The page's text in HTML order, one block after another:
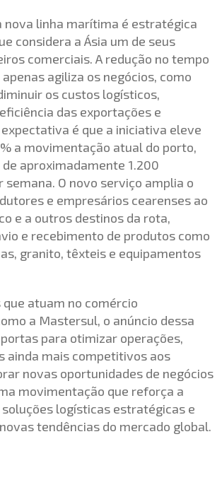
nova linha marítima é estratégica
considera a Ásia um de seus
comerciais. A redução no tempo
agiliza os negócios, como
os custos logísticos,
das exportações e
é que a iniciativa eleve
a movimentação atual do porto,
aproximadamente 1.200
semana. O novo serviço amplia o
e empresários cearenses ao
e a outros destinos da rota,
e recebimento de produtos como
granito, têxteis e equipamentos
que atuam no comércio
a Mastersul, o anúncio dessa
para otimizar operações,
ainda mais competitivos aos
novas oportunidades de negócios
movimentação que reforça a
logísticas estratégicas e
tendências do mercado global.